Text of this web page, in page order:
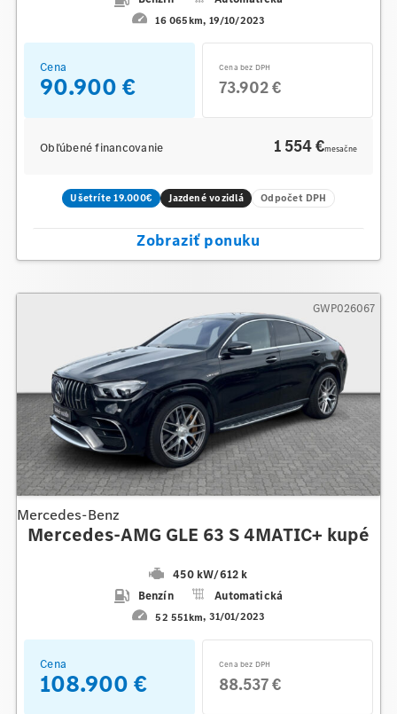
16 065km 19/10/2023
Cena
90.900 €
Cena bez DPH
73.902 €
Obľúbené financovanie 1 554 €mesačne
Ušetríte 19.000€ Jazdené vozidlá Odpočet DPH
Zobraziť ponuku
Mercedes-Benz
Mercedes-AMG GLE 63 S 4MATIC+ kupé
450 kW/612 k
Benzín
Automatická
52 551km 31/01/2023
GWP026067
Cena
108.900 €
Cena bez DPH
88.537 €